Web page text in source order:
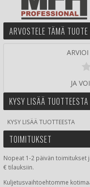
ARVOSTELE TÄMÄ TUOTE
JA
KYSY LISÄÄ TUOTTEESTA
KYSY LISÄÄ TUOTTEESTA
TOIMITUKSET
Nopeat 1-2 päivän toimitukset
€ tilauksiin.
Kuljetusvaihtoehtomme